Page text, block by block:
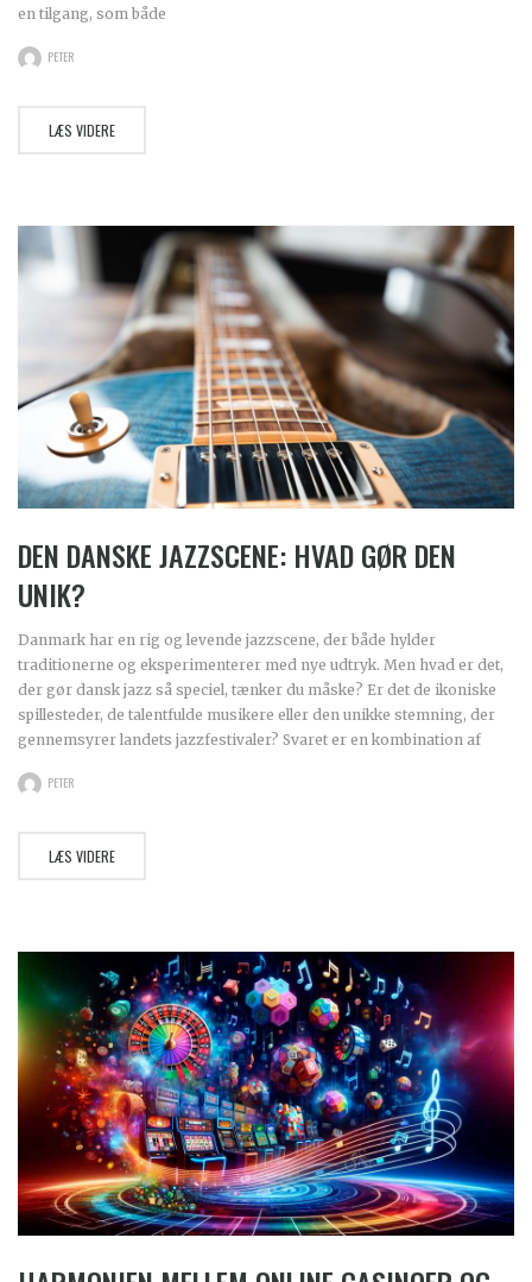
en tilgang, som både
PETER
LÆS VIDERE
DEN DANSKE JAZZSCENE: HVAD GØR DEN
UNIK?
Danmark har en rig og levende jazzscene, der både hylder
traditionerne og eksperimenterer med nye udtryk. Men hvad er det,
der gør dansk jazz så speciel, tænker du måske? Er det de ikoniske
spillesteder, de talentfulde musikere eller den unikke stemning, der
gennemsyrer landets jazzfestivaler? Svaret er en kombination af
PETER
LÆS VIDERE